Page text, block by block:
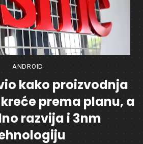
ANDROID
kako proizvodnja
prema planu, a
razvija i 3nm